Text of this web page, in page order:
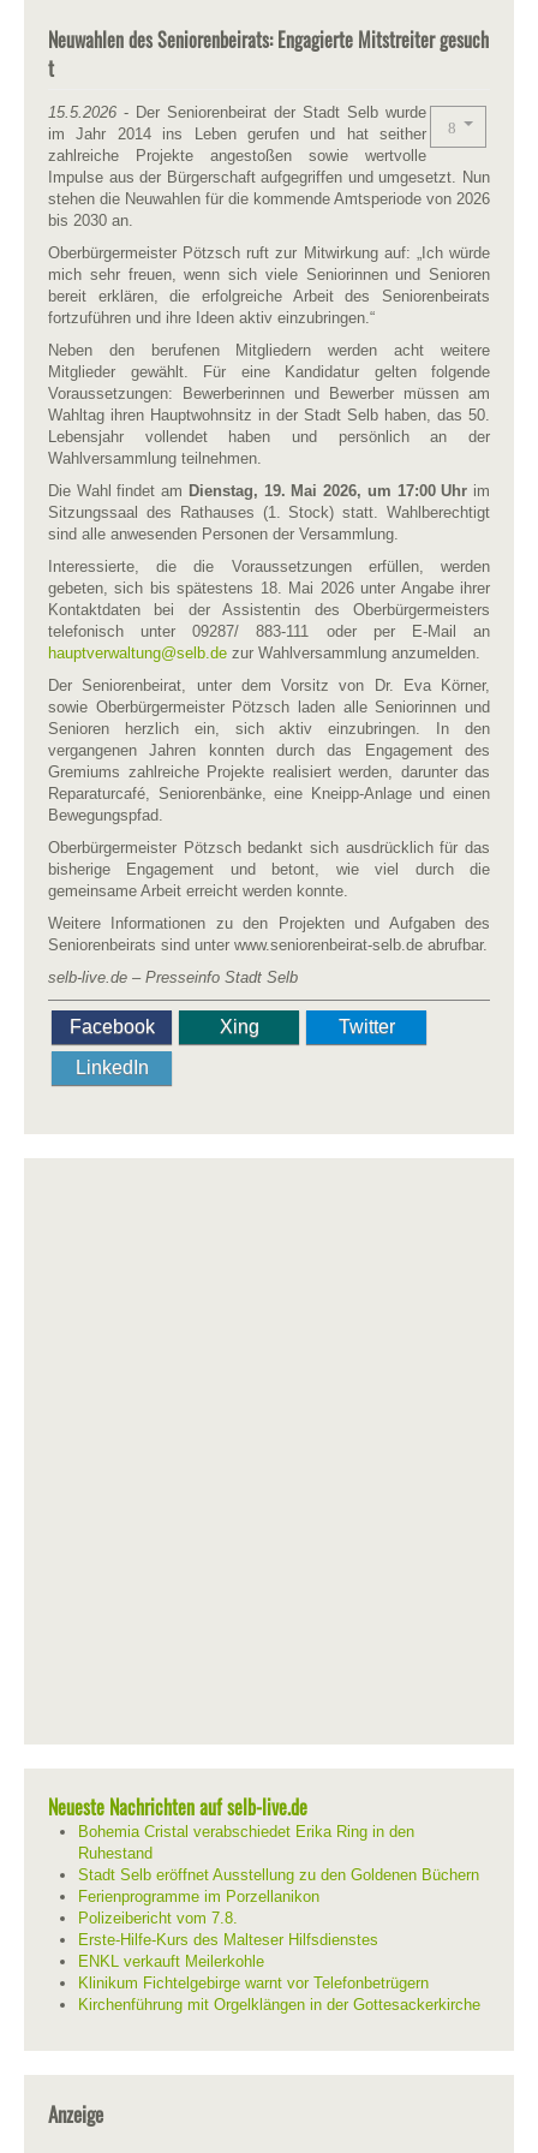
Neuwahlen des Seniorenbeirats: Engagierte Mitstreiter gesuch
t
15.5.2026 - Der Seniorenbeirat der Stadt Selb wurde
im Jahr 2014 ins Leben gerufen und hat seither
zahlreiche Projekte angestoßen sowie wertvolle
Impulse aus der Bürgerschaft aufgegriffen und umgesetzt. Nun
stehen die Neuwahlen für die kommende Amtsperiode von 2026
bis 2030 an.
Oberbürgermeister Pötzsch ruft zur Mitwirkung auf: „Ich würde
mich sehr freuen, wenn sich viele Seniorinnen und Senioren
bereit erklären, die erfolgreiche Arbeit des Seniorenbeirats
fortzuführen und ihre Ideen aktiv einzubringen.“
Neben den berufenen Mitgliedern werden acht weitere
Mitglieder gewählt. Für eine Kandidatur gelten folgende
Voraussetzungen: Bewerberinnen und Bewerber müssen am
Wahltag ihren Hauptwohnsitz in der Stadt Selb haben, das 50.
Lebensjahr vollendet haben und persönlich an der
Wahlversammlung teilnehmen.
Die Wahl findet am Dienstag, 19. Mai 2026, um 17:00 Uhr im
Sitzungssaal des Rathauses (1. Stock) statt. Wahlberechtigt
sind alle anwesenden Personen der Versammlung.
Interessierte, die die Voraussetzungen erfüllen, werden
gebeten, sich bis spätestens 18. Mai 2026 unter Angabe ihrer
Kontaktdaten bei der Assistentin des Oberbürgermeisters
telefonisch unter 09287/ 883-111 oder per E-Mail an
hauptverwaltung​@​selb.de zur Wahlversammlung anzumelden.
Der Seniorenbeirat, unter dem Vorsitz von Dr. Eva Körner,
sowie Oberbürgermeister Pötzsch laden alle Seniorinnen und
Senioren herzlich ein, sich aktiv einzubringen. In den
vergangenen Jahren konnten durch das Engagement des
Gremiums zahlreiche Projekte realisiert werden, darunter das
Reparaturcafé, Seniorenbänke, eine Kneipp-Anlage und einen
Bewegungspfad.
Oberbürgermeister Pötzsch bedankt sich ausdrücklich für das
bisherige Engagement und betont, wie viel durch die
gemeinsame Arbeit erreicht werden konnte.
Weitere Informationen zu den Projekten und Aufgaben des
Seniorenbeirats sind unter www.seniorenbeirat-selb.de abrufbar.
selb-live.de – Presseinfo Stadt Selb
Facebook Xing
Twitter
LinkedIn
Neueste Nachrichten auf selb-live.de
Bohemia Cristal verabschiedet Erika Ring in den
Ruhestand
Stadt Selb eröffnet Ausstellung zu den Goldenen Büchern
Ferienprogramme im Porzellanikon
Polizeibericht vom 7.8.
Erste-Hilfe-Kurs des Malteser Hilfsdienstes
ENKL verkauft Meilerkohle
Klinikum Fichtelgebirge warnt vor Telefonbetrügern
Kirchenführung mit Orgelklängen in der Gottesackerkirche
Anzeige